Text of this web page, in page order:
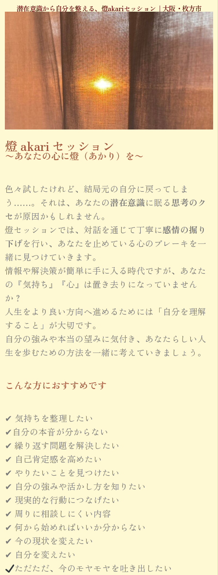
潜在意識から自分を整える、燈akariセッション｜大阪・枚方市
燈 akari セッション
〜あなたの心に燈（あかり）を〜
色々試したけれど、結局元の自分に戻ってしま
う……。それは、あなたの潜在意識に眠る 思考のク
セ が原因かもしれません。
燈セッションでは、対話を通じて丁寧に感情の掘り
下げを行い、あなたを止めている心のブレーキを一
緒に見つけていきます。
情報や解決策が簡単に手に入る時代ですが、あなた
の『気持ち』『心』は置き去りになっていません
か？
人生をより良い方向へ進めるためには「自分を理解
すること」が大切です。
自分の強みや本当の望みに気付き、あなたらしい人
生を歩むための方法を一緒に考えていきましょう。
こんな方におすすめです
✔ 気持ちを整理したい
✔自分の本音が分からない
✔ 繰り返す問題を解決したい
✔ 自己肯定感を高めたい
✔ やりたいことを見つけたい
✔ 自分の強みや活かし方を知りたい
✔ 現実的な行動につなげたい
✔ 周りに相談しにくい内容
✔ 何から始めればいいか分からない
✔ 今の現状を変えたい
✔ 自分を変えたい
ただただ、今のモヤモヤを吐き出したい